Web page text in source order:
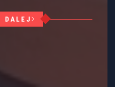
DALEJ